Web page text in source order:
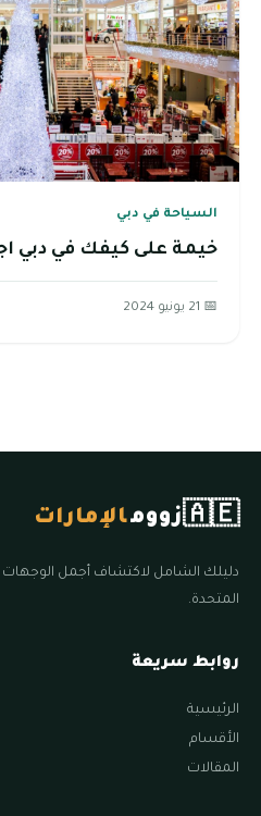
السياحة في دبي
خيمة على كيفك في دبي
📅 21 يونيو 2024
🇦🇪زوومالإمارات
دليلك الشامل لاكتشاف أجمل الوجهات
المتحدة.
روابط سريعة
الرئيسية
الأقسام
المقالات